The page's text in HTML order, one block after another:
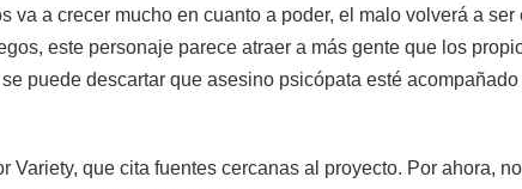
va a crecer mucho en cuanto a poder, el malo volverá a
este personaje parece atraer a más gente que los
puede descartar que asesino psicópata esté
Variety, que cita fuentes cercanas al proyecto. Por ahora,